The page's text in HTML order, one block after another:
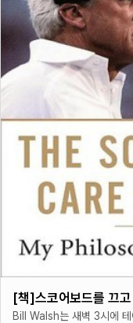
[책]스코어보드를 끄
Bill Walsh는 새벽 3시에 테